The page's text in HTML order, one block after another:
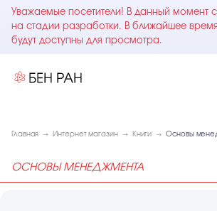
Уважаемые посетители! В данный момент
на стадии разработки. В ближайшее
будут доступны для просмотра.
Главная Интернет магазин Книги Основы
ОСНОВЫ МЕНЕДЖМЕНТА